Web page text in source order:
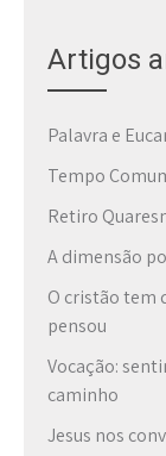
Artigos
Palavra e
Tempo
Retiro
A dimensão
O cristão tem
pensou
Vocação:
caminho
Jesus nos